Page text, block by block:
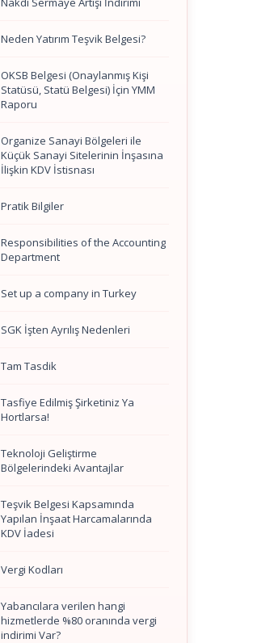
Neden Yatırım Teşvik Belgesi?
OKSB Belgesi (Onaylanmış Kişi
Statüsü, Statü Belgesi) İçin YMM
Raporu
Organize Sanayi Bölgeleri ile
Küçük Sanayi Sitelerinin İnşasına
İlişkin KDV İstisnası
Pratik Bilgiler
Responsibilities of the Accounting
Department
Set up a company in Turkey
SGK İşten Ayrılış Nedenleri
Tam Tasdik
Tasfiye Edilmiş Şirketiniz Ya
Hortlarsa!
Teknoloji Geliştirme
Bölgelerindeki Avantajlar
Teşvik Belgesi Kapsamında
Yapılan İnşaat Harcamalarında
KDV İadesi
Vergi Kodları
Yabancılara verilen hangi
hizmetlerde %80 oranında vergi
indirimi Var?